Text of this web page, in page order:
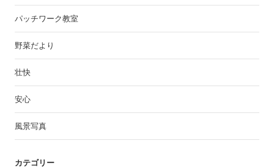
パッチワーク教室
野菜だより
壮快
安心
風景写真
カテゴリー